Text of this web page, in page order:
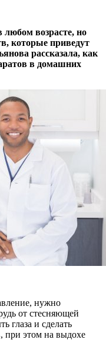
любом возрасте, но
которые приведут
рассказала, как
в домашних
нужно
от стесняющей
глаза и сделать
при этом на выдохе